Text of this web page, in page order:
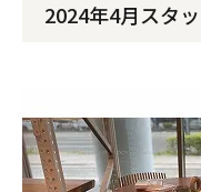
2024年4月スタ